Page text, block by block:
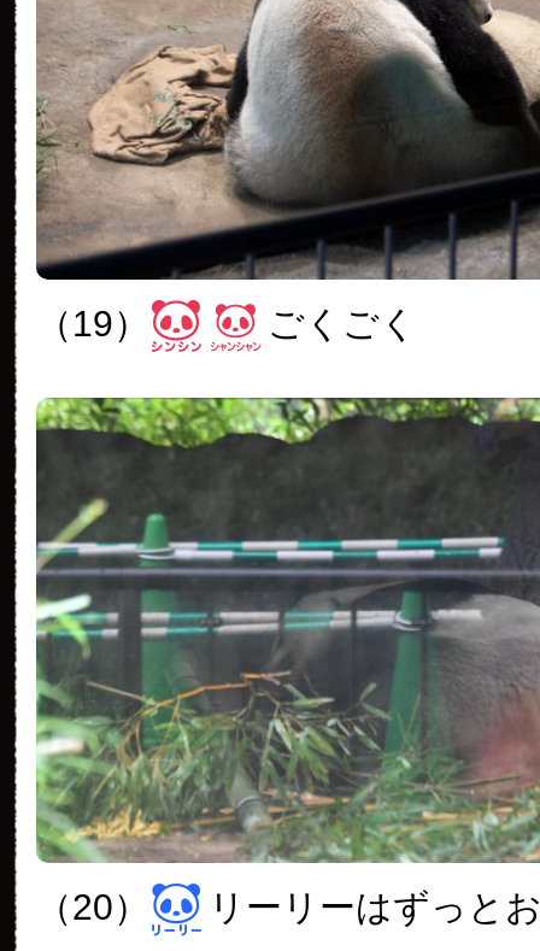
（19） ごくごく
（20）
リーリーはずっと